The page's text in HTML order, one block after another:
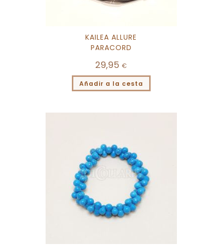
KAILEA ALLURE
PARACORD
29,95 €
Añadir a la cesta